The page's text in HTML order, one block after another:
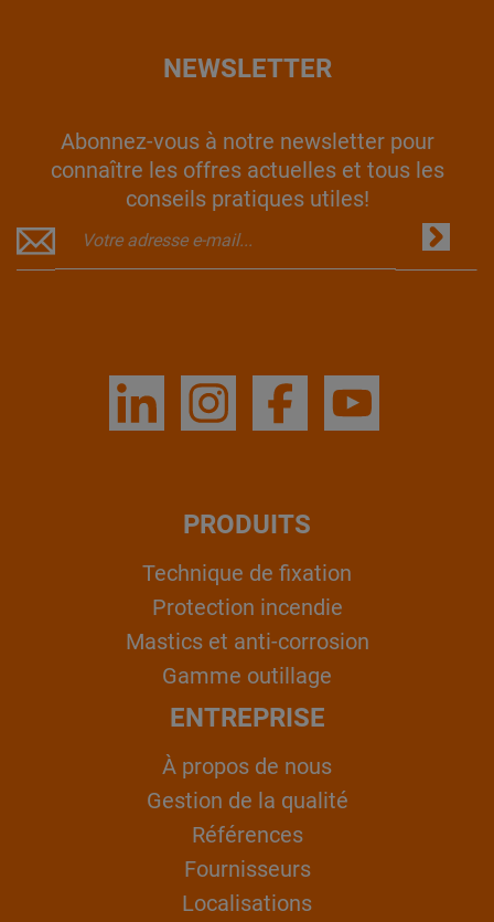
NEWSLETTER
Abonnez-vous à notre newsletter pour
connaître les offres actuelles et tous les
conseils pratiques utiles!
PRODUITS
Technique de fixation
Protection incendie
Mastics et anti-corrosion
Gamme outillage
ENTREPRISE
À propos de nous
Gestion de la qualité
Références
Fournisseurs
Localisations